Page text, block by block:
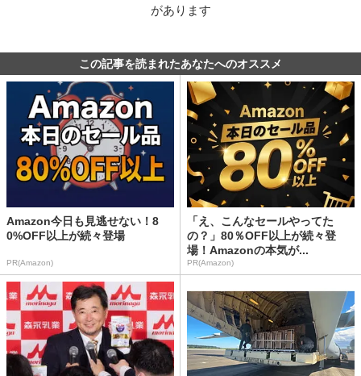
があります
この記事を読まれたあなたへのオススメ
Amazon今日も見逃せない！8
0%OFF以上が続々登場
PR(Amazon)
「え、こんなセールやってた
の？」80％OFF以上が続々登
場！Amazonの本気が...
PR(Amazon)